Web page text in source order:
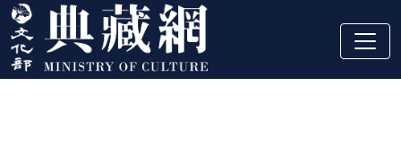
跳到主要內容
:::